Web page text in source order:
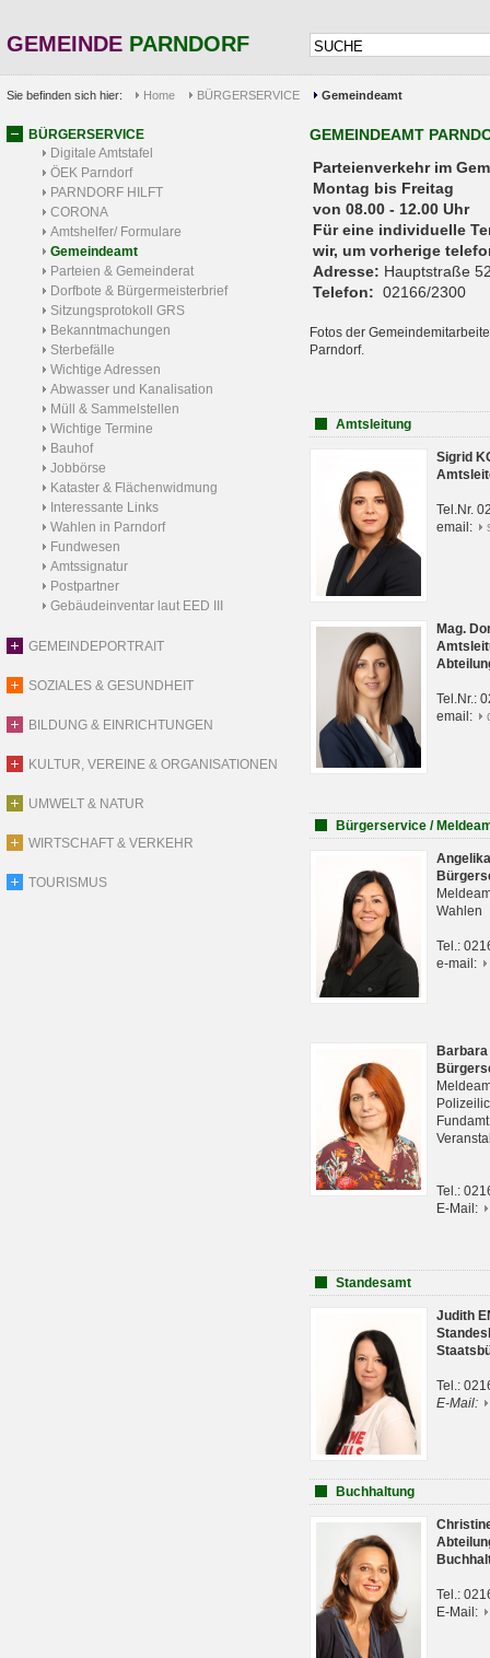
GEMEINDE PARNDORF
Sie befinden sich hier: Home BÜRGERSERVICE Gemeindeamt
BÜRGERSERVICE
Digitale Amtstafel
ÖEK Parndorf
PARNDORF HILFT
CORONA
Amtshelfer/ Formulare
Gemeindeamt
Parteien & Gemeinderat
Dorfbote & Bürgermeisterbrief
Sitzungsprotokoll GRS
Bekanntmachungen
Sterbefälle
Wichtige Adressen
Abwasser und Kanalisation
Müll & Sammelstellen
Wichtige Termine
Bauhof
Jobbörse
Kataster & Flächenwidmung
Interessante Links
Wahlen in Parndorf
Fundwesen
Amtssignatur
Postpartner
Gebäudeinventar laut EED III
GEMEINDEPORTRAIT
SOZIALES & GESUNDHEIT
BILDUNG & EINRICHTUNGEN
KULTUR, VEREINE & ORGANISATIONEN
UMWELT & NATUR
WIRTSCHAFT & VERKEHR
TOURISMUS
GEMEINDEAMT
Parteienverkehr
Montag bis Freitag
von 08.00 - 12.00 Uhr
Für eine individuelle
wir, um vorherige
Adresse: Hauptstraße
Telefon: 02166/2300
Fotos der
Parndorf.
Amtsleitung
Sigrid
Tel.Nr.
email:
Mag.
Tel.Nr.:
email:
Bürgerservice /
Wahlen
Tel.:
e-mail:
Tel.:
E-Mail:
Standesamt
Judith
Tel.:
E-Mail:
Buchhaltung
Tel.:
E-Mail: